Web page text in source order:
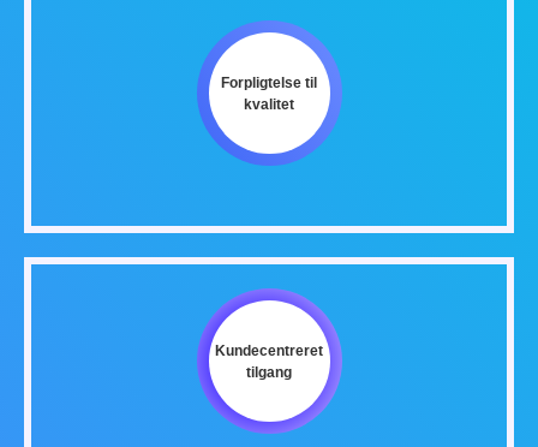
Forpligtelse til
kvalitet
Kundecentreret
tilgang